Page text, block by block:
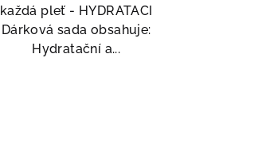
každá pleť - HYDRATACI
Dárková sada obsahuje:
Hydratační a...